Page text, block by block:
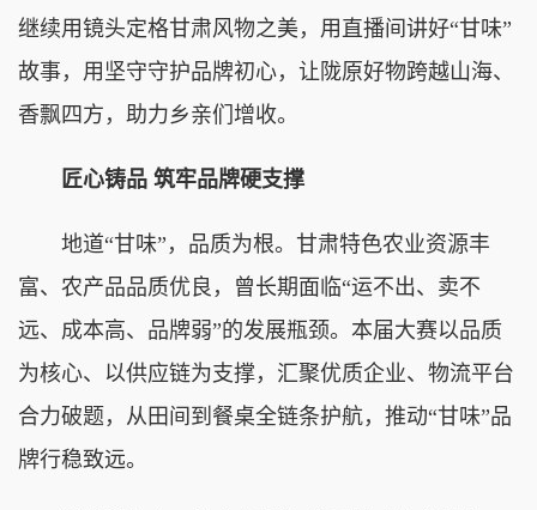
继续用镜头定格甘肃风物之美，用直播间讲好“甘味”
故事，用坚守守护品牌初心，让陇原好物跨越山海、
香飘四方，助力乡亲们增收。
匠心铸品 筑牢品牌硬支撑
地道“甘味”，品质为根。甘肃特色农业资源丰
富、农产品品质优良，曾长期面临“运不出、卖不
远、成本高、品牌弱”的发展瓶颈。本届大赛以品质
为核心、以供应链为支撑，汇聚优质企业、物流平台
合力破题，从田间到餐桌全链条护航，推动“甘味”品
牌行稳致远。